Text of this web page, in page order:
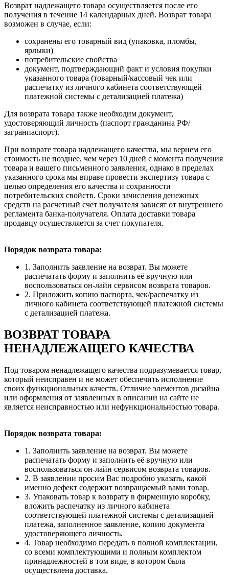
Возврат надлежащего товара осуществляется после его
получения в течение 14 календарных дней. Возврат товара
возможен в случае, если:
сохранены его товарный вид (упаковка, пломбы,
ярлыки)
потребительские свойства
документ, подтверждающий факт и условия покупки
указанного товара (товарный/кассовый чек или
распечатку из личного кабинета соответствующей
платежной системы с детализацией платежа)
Для возврата товара также необходим документ,
удостоверяющий личность (паспорт гражданина РФ/
загранпаспорт).
При возврате товара надлежащего качества, мы вернем его
стоимость не позднее, чем через 10 дней с момента получения
товара и вашего письменного заявления, однако в пределах
указанного срока мы вправе провести экспертизу товара с
целью определения его качества и сохранности
потребительских свойств. Сроки зачисления денежных
средств на расчетный счет получателя зависят от внутреннего
регламента банка-получателя. Оплата доставки товара
продавцу осуществляется за счет покупателя.
Порядок возврата товара:
1. Заполнить заявление на возврат. Вы можете
распечатать форму и заполнить её вручную или
воспользоваться он-лайн сервисом возврата товаров.
2. Приложить копию паспорта, чек/распечатку из
личного кабинета соответствующей платежной системы
с детализацией платежа.
ВОЗВРАТ ТОВАРА
НЕНАДЛЕЖАЩЕГО КАЧЕСТВА
Под товаром ненадлежащего качества подразумевается товар,
который неисправен и не может обеспечить исполнение
своих функциональных качеств. Отличие элементов дизайна
или оформления от заявленных в описании на сайте не
является неисправностью или нефункциональностью товара.
Порядок возврата товара:
1. Заполнить заявление на возврат. Вы можете
распечатать форму и заполнить её вручную или
воспользоваться он-лайн сервисом возврата товаров.
2. В заявлении просим Вас подробно указать, какой
именно дефект содержит возвращаемый вами товар.
3. Упаковать товар к возврату в фирменную коробку,
вложить распечатку из личного кабинета
соответствующей платежной системы с детализацией
платежа, заполненное заявление, копию документа
удостоверяющего личность.
4. Товар необходимо передать в полной комплектации,
со всеми комплектующими и полным комплектом
принадлежностей в том виде, в котором была
осуществлена доставка.